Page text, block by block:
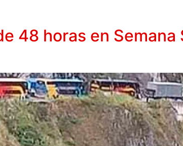
48 horas en Semana